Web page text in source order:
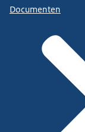
Documenten